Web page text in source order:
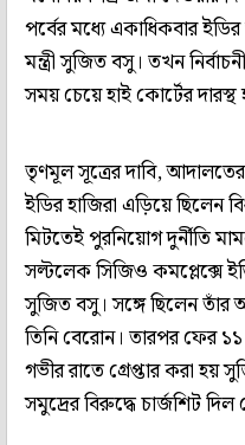
পর্বের মধ্যে একাধিকবার
মন্ত্রী সুজিত বসু। তখন
সময় চেয়ে হাই কোর্টের দারস্থ
তৃণমূল সূত্রের দাবি, আদালতের
ইডির হাজিরা এড়িয়ে ছিলেন
মিটতেই পুরনিয়োগ দুর্নীতি
সল্টলেক সিজিও কমপ্লেক্সে
সুজিত বসু। সঙ্গে ছিলেন তাঁর
তিনি বেরোন। তারপর ফের
গভীর রাতে গ্রেপ্তার করা
সমুদ্রের বিরুদ্ধে চার্জশিট দিল